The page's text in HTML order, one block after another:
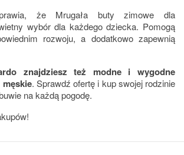
że Mrugała buty zimowe dla
wybór dla każdego dziecka. Pomogą
rozwoju, a dodatkowo zapewnią
znajdziesz też modne i wygodne
. Sprawdź ofertę i kup swojej rodzinie
na każdą pogodę.